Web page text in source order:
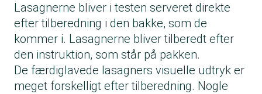
Lasagnerne bliver i testen serveret direkte
efter tilberedning i den bakke, som de
kommer i. Lasagnerne bliver tilberedt efter
den instruktion, som står på pakken.
De færdiglavede lasagners visuelle udtryk er
meget forskelligt efter tilberedning. Nogle